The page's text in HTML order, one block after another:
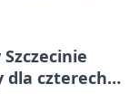
dla czterech